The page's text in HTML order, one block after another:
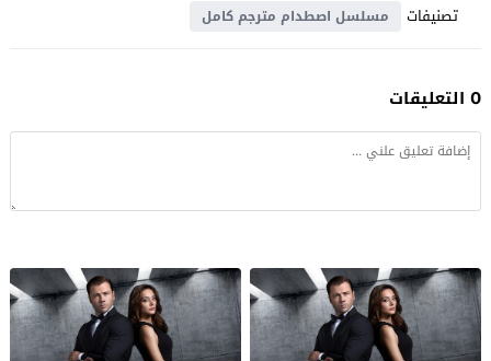
تصنيفات مسلسل اصطدام مترجم كامل
0 التعليقات